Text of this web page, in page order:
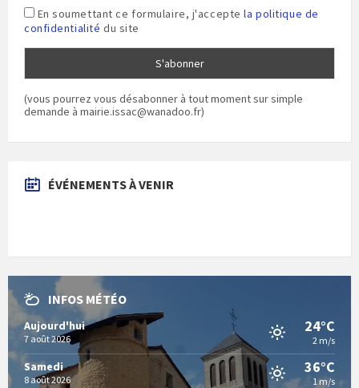
En soumettant ce formulaire, j'acceptela politique de
confidentialité du site
(vous pourrez vous désabonner à tout moment sur simple
demande à mairie.issac@wanadoo.fr)
ÉVÉNEMENTS À VENIR
INFOS MÉTÉO
Aujourd'hui
7 août 2026
24°C
2 m/s
Samedi
8 août 2026
36°C
1 m/s